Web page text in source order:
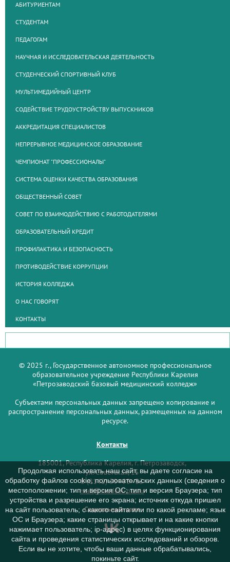
АБИТУРИЕНТАМ
СТУДЕНТАМ
ПЕДАГОГАМ
НАУЧНАЯ И ИССЛЕДОВАТЕЛЬСКАЯ ДЕЯТЕЛЬНОСТЬ
СТУДЕНЧЕСКИЙ СПОРТИВНЫЙ КЛУБ
МУЛЬТИМЕДИЙНЫЙ ЦЕНТР
СОДЕЙСТВИЕ ТРУДОУСТРОЙСТВУ ВЫПУСКНИКОВ
АККРЕДИТАЦИЯ СПЕЦИАЛИСТОВ
НЕПРЕРЫВНОЕ МЕДИЦИНСКОЕ ОБРАЗОВАНИЕ
ЧЕМПИОНАТ "ПРОФЕССИОНАЛЫ"
СИСТЕМА ОЦЕНКИ КАЧЕСТВА ОБРАЗОВАНИЯ
ОБЩЕСТВЕННЫЙ СОВЕТ
СОВЕТ ПО ВЗАИМОДЕЙСТВИЮ С РАБОТОДАТЕЛЯМИ
ОБРАЗОВАТЕЛЬНЫЙ КРЕДИТ
ПРОФИЛАКТИКА И БЕЗОПАСНОСТЬ
ПРОТИВОДЕЙСТВИЕ КОРРУПЦИИ
ИСТОРИЯ КОЛЛЕДЖА
О НАС ГОВОРЯТ
КОНТАКТЫ
© 2025 г., Государственное автономное профессиональное
образовательное учреждение Республики Карелия
«Петрозаводский базовый медицинский колледж»
Субъектами персональных данных запрещено копирование и
распространение персональных данных, размещенных на данном
ресурсе.
Контакты
185001, Республика Карелия, г. Петрозаводск,
ул. Советская, 15
8 (8142) 59–93–33
mail@medcol-ptz.ru
Социальные сети
Продолжая использовать наш сайт, вы даете согласие на
обработку файлов cookie, пользовательских данных (сведения о
местоположении; тип и версия ОС; тип и версия Браузера; тип
устройства и разрешение его экрана; источник откуда пришел
на сайт пользователь; с какого сайта или по какой рекламе; язык
ОС и Браузера; какие страницы открывает и на какие кнопки
нажимает пользователь; ip-адрес) в целях функционирования
сайта и проведения статистических исследований и обзоров.
Если вы не хотите, чтобы ваши данные обрабатывались,
покиньте сайт.